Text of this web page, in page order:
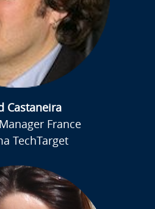
Castaneira
France
TechTarget